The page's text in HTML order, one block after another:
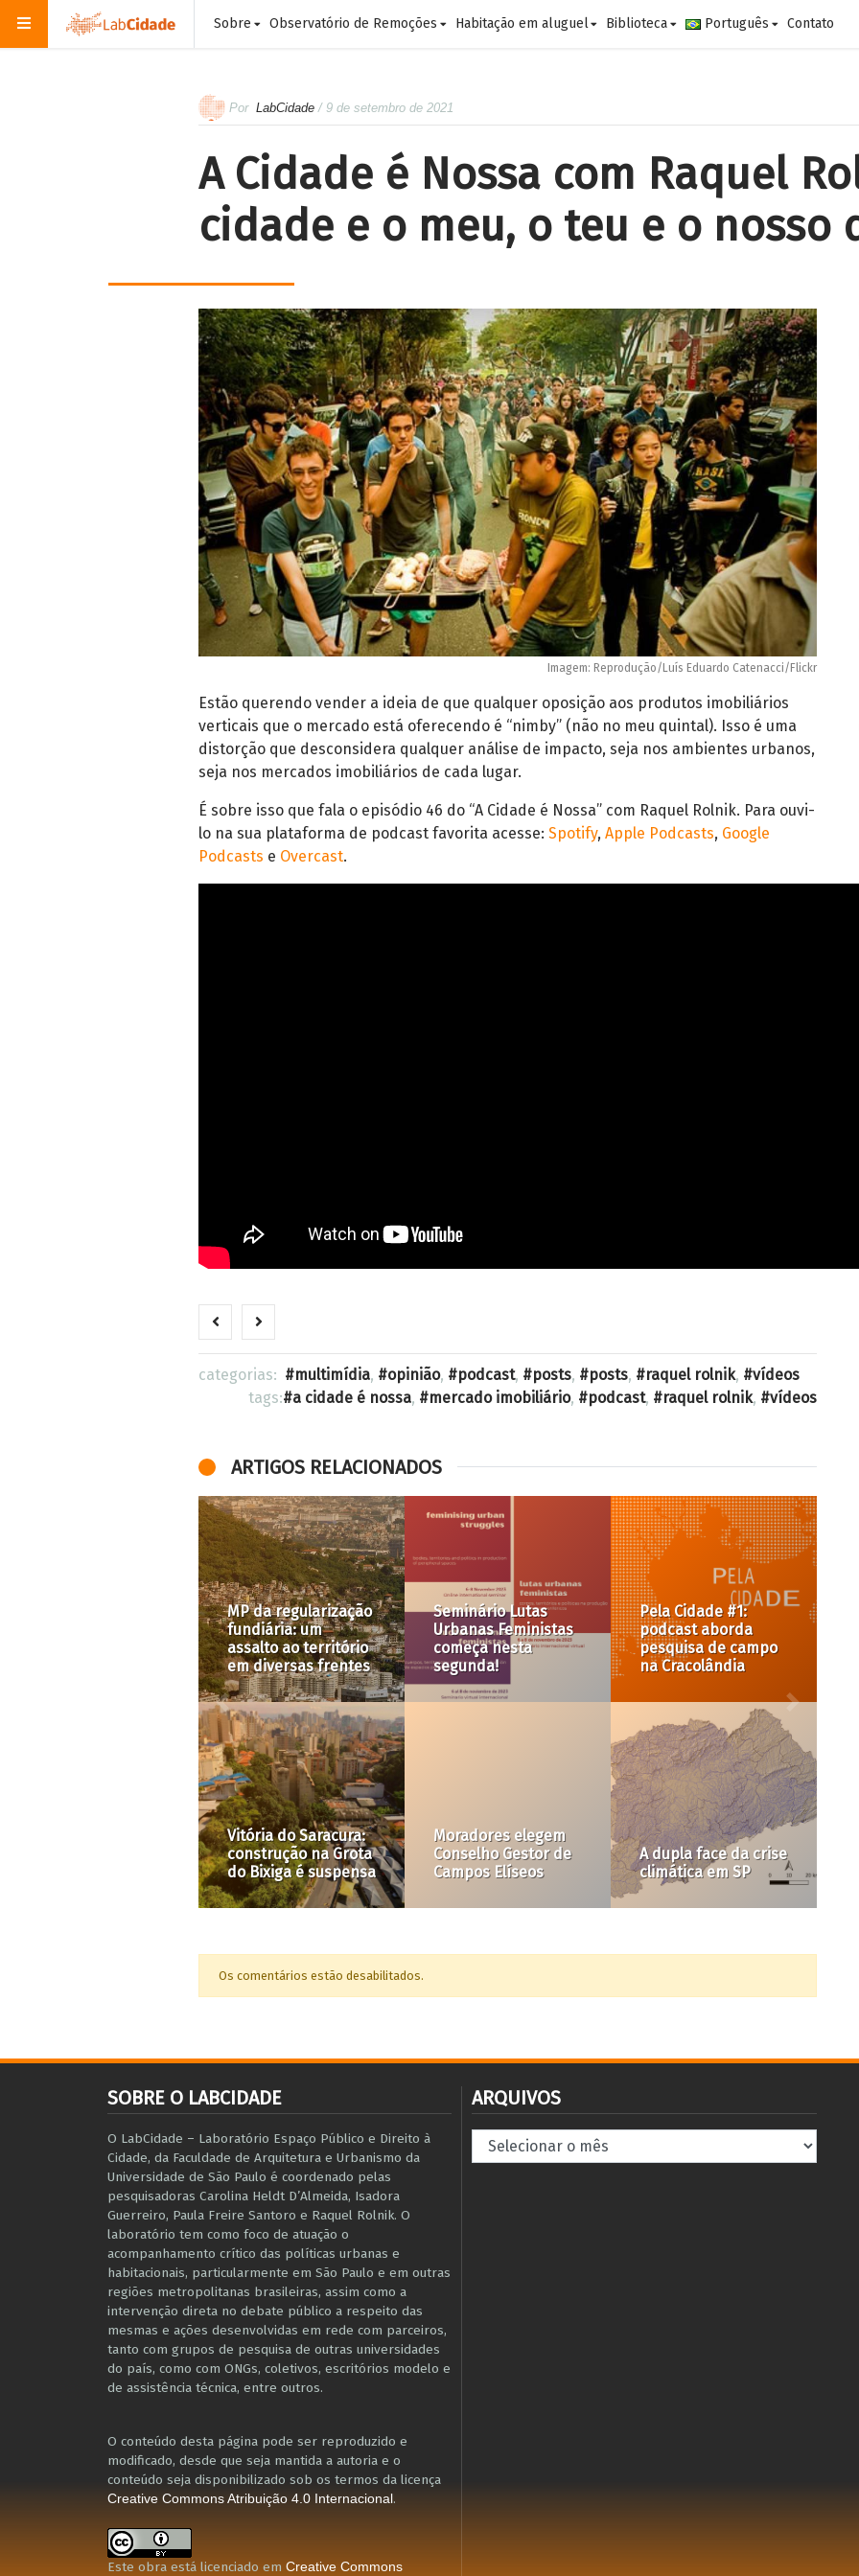
Sobre Observatório de Remoções Habitação em aluguel Biblioteca Português Contato
Por LabCidade / 9 de setembro de 2021
A Cidade é Nossa com Raquel
cidade e o meu, o teu e o nosso
Imagem: Reprodução/Luís Eduardo Catenacci/Flickr
Estão querendo vender a ideia de que qualquer oposição aos produtos imobiliários
verticais que o mercado está oferecendo é “nimby” (não no meu quintal). Isso é uma
distorção que desconsidera qualquer análise de impacto, seja nos ambientes urbanos,
seja nos mercados imobiliários de cada lugar.
É sobre isso que fala o episódio 46 do “A Cidade é Nossa” com Raquel Rolnik. Para ouvi-
lo na sua plataforma de podcast favorita acesse: Spotify, Apple Podcasts, Google
Podcasts e Overcast.
categorias: multimídia, opinião, podcast, posts, posts, raquel rolnik,
vídeos
tags:
a cidade é nossa, mercado imobiliário, podcast, raquel rolnik, vídeos
ARTIGOS RELACIONADOS
MP da regularização
fundiária: um
assalto ao território
em diversas frentes
Seminário Lutas
Urbanas Feministas
começa nesta
segunda!
Pela Cidade #1:
podcast aborda
pesquisa de campo
na Cracolândia
Vitória do Saracura:
construção na Grota
do Bixiga é suspensa
Moradores elegem
Conselho Gestor de
Campos Elíseos
A dupla face da crise
climática em SP
Chuvas,
riscos… e o
cego das
Alterações
de Trânsito
mobilidade
mata
Os comentários estão desabilitados.
SOBRE O LABCIDADE
O LabCidade – Laboratório Espaço Público e Direito à
Cidade, da Faculdade de Arquitetura e Urbanismo da
Universidade de São Paulo é coordenado pelas
pesquisadoras Carolina Heldt D’Almeida, Isadora
Guerreiro, Paula Freire Santoro e Raquel Rolnik. O
laboratório tem como foco de atuação o
acompanhamento crítico das políticas urbanas e
habitacionais, particularmente em São Paulo e ​em outras
regiões metropolitanas brasileiras, assim como a
intervenção direta no debate público a respeito das
mesmas e ações desenvolvidas em r​e​de com parceiros,
tanto com grupos de pesquisa ​de outras universidades
do país, como com ONGs, coletivos, escritórios modelo e
de assistência técnica​, entre outros​.
O conteúdo desta página pode ser reproduzido e
modificado, desde que seja mantida a autoria e o
conteúdo seja disponibilizado sob os termos da licença
Creative Commons Atribuição 4.0 Internacional.
Este obra está licenciado em Creative Commons
ARQUIVOS
Arquivos